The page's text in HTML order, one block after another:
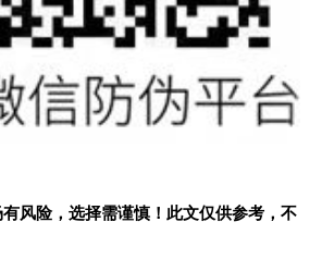
风险，选择需谨慎！此文仅供参考，不